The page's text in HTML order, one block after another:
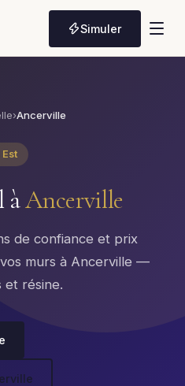
Simuler
›Ancerville
àAncerville
de confiance et prix
murs à Ancerville —
et résine.